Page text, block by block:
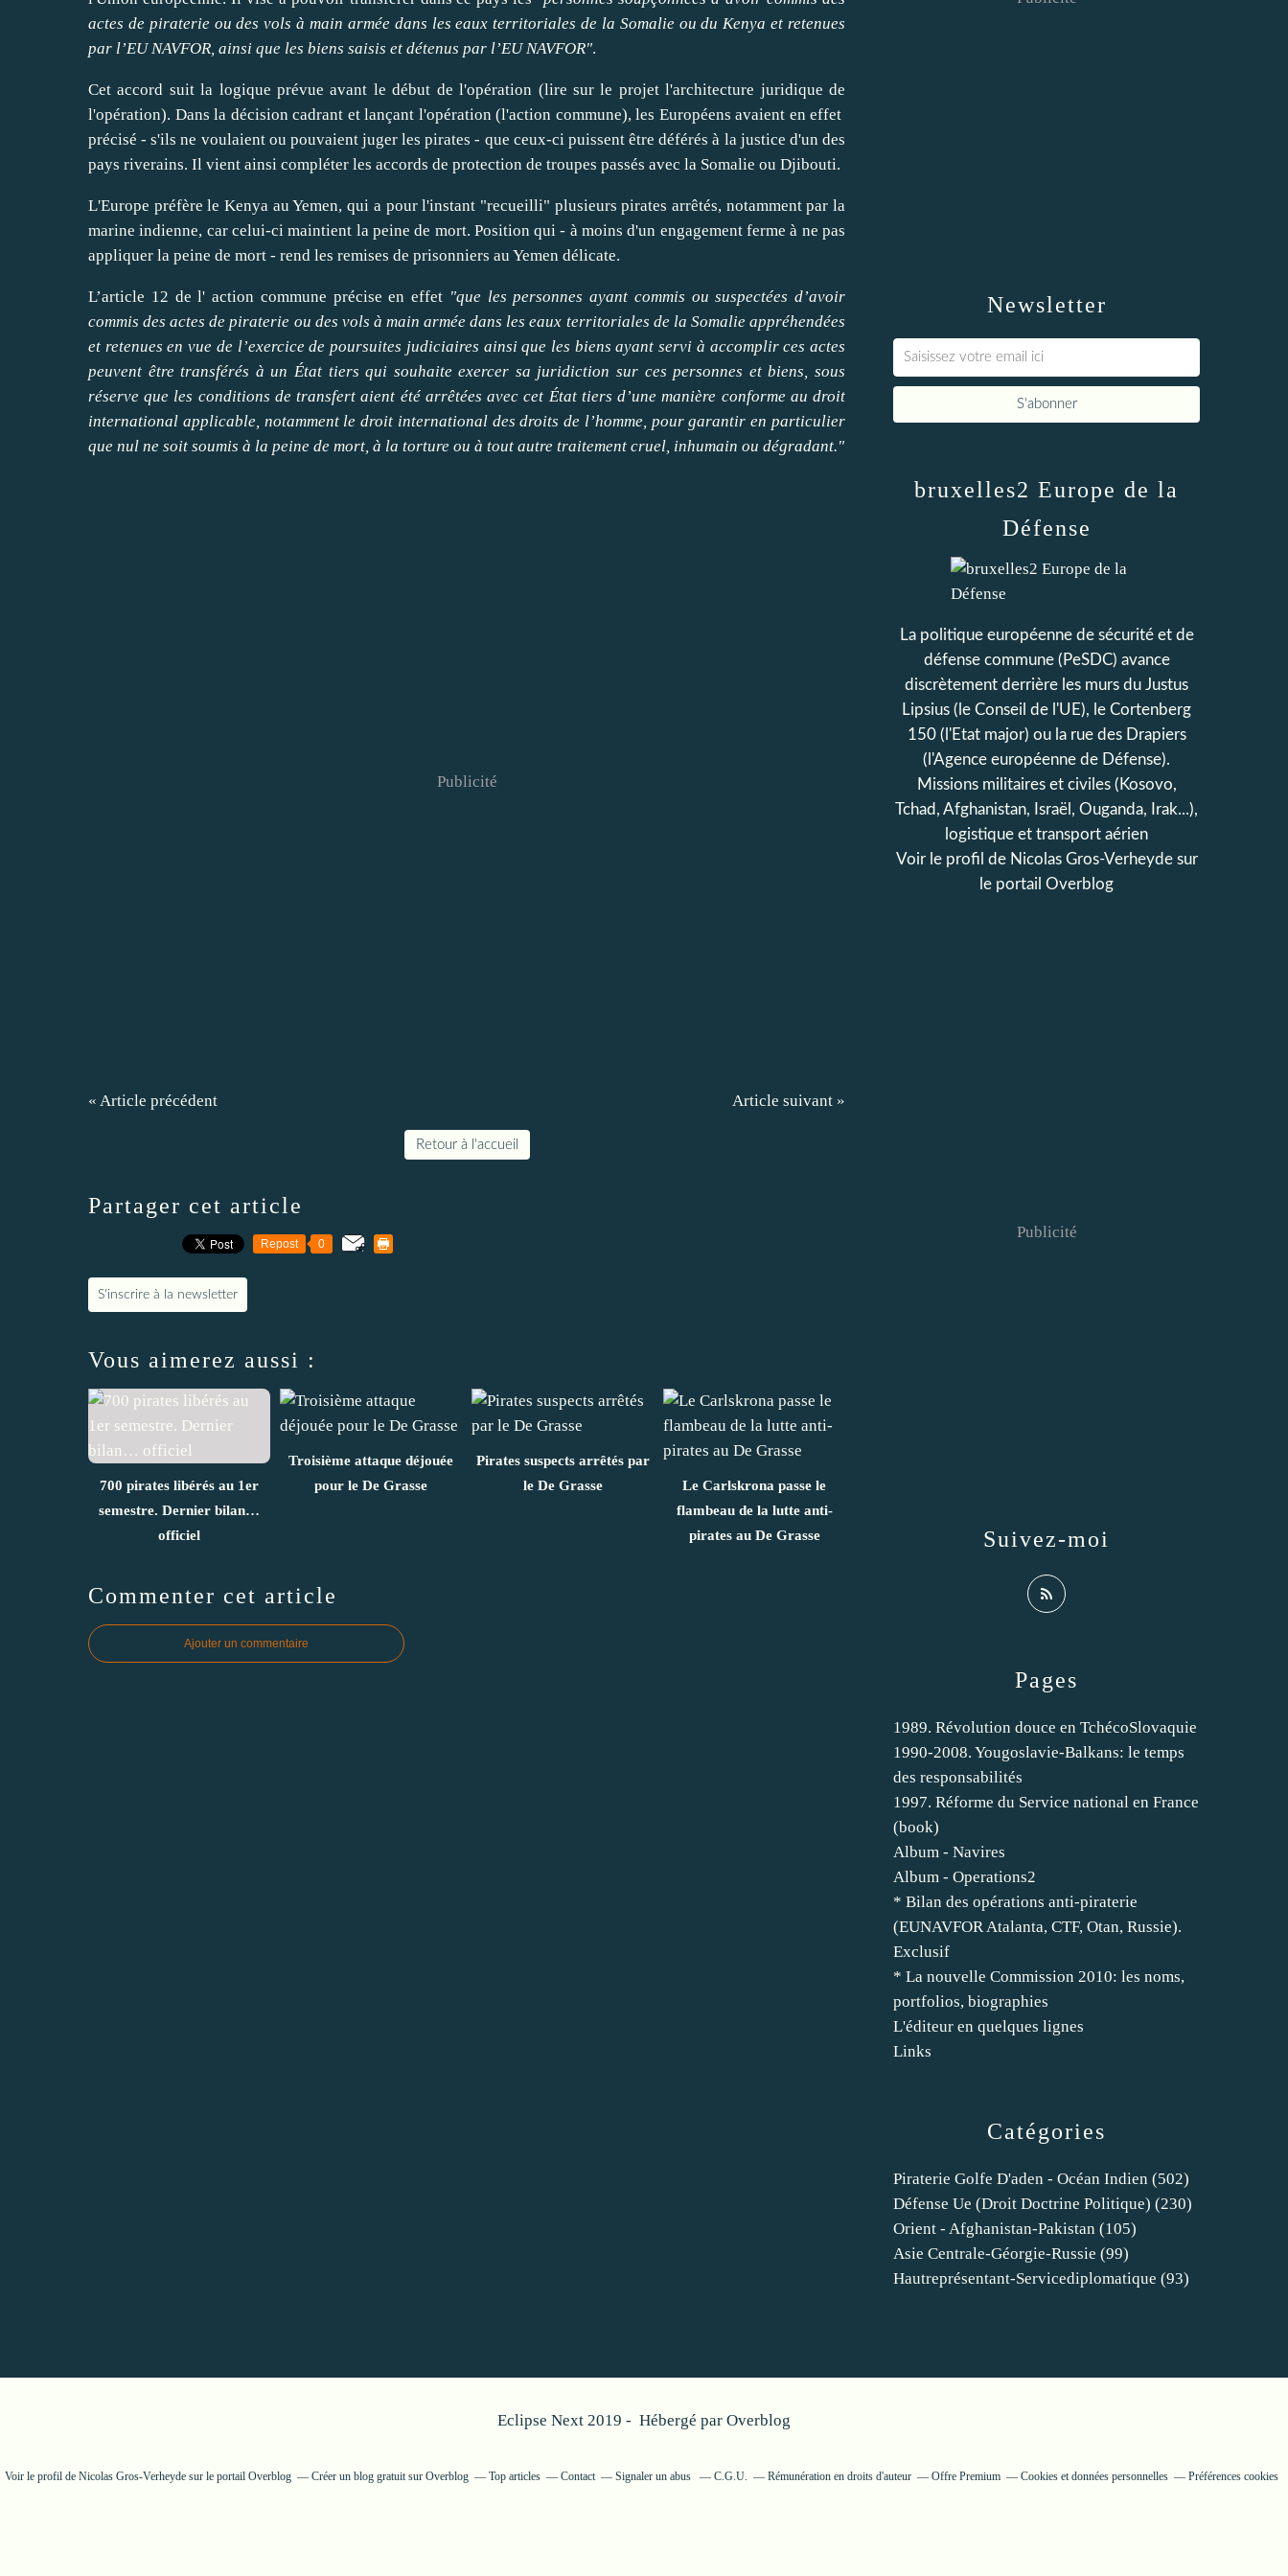
actes de piraterie ou des vols à main armée dans les eaux territoriales de la Somalie ou du Kenya et retenues
par l’EU NAVFOR, ainsi que les biens saisis et détenus par l’EU NAVFOR".
Cet accord suit la logique prévue avant le début de l'opération (lire sur le projet l'architecture juridique de
l'opération). Dans la décision cadrant et lançant l'opération (l'action commune), les Européens avaient en effet
précisé - s'ils ne voulaient ou pouvaient juger les pirates - que ceux-ci puissent être déférés à la justice d'un des
pays riverains. Il vient ainsi compléter les accords de protection de troupes passés avec la Somalie ou Djibouti.
L'Europe préfère le Kenya au Yemen, qui a pour l'instant "recueilli" plusieurs pirates arrêtés, notamment par la
marine indienne, car celui-ci maintient la peine de mort. Position qui - à moins d'un engagement ferme à ne pas
appliquer la peine de mort - rend les remises de prisonniers au Yemen délicate.
L’article 12 de l' action commune précise en effet "que les personnes ayant commis ou suspectées d’avoir
commis des actes de piraterie ou des vols à main armée dans les eaux territoriales de la Somalie appréhendées
et retenues en vue de l’exercice de poursuites judiciaires ainsi que les biens ayant servi à accomplir ces actes
peuvent être transférés à un État tiers qui souhaite exercer sa juridiction sur ces personnes et biens, sous
réserve que les conditions de transfert aient été arrêtées avec cet État tiers d’une manière conforme au droit
international applicable, notamment le droit international des droits de l’homme, pour garantir en particulier
que nul ne soit soumis à la peine de mort, à la torture ou à tout autre traitement cruel, inhumain ou dégradant."
Publicité
« Article précédent Article suivant »
Retour à l'accueil
Partager cet article
Repost 0
S'inscrire à la newsletter
Vous aimerez aussi :
700 pirates libérés au 1er
semestre. Dernier bilan…
officiel
Troisième attaque déjouée
pour le De Grasse
Pirates suspects arrêtés par
le De Grasse
Le Carlskrona passe le
flambeau de la lutte anti-
pirates au De Grasse
Commenter cet article
Ajouter un commentaire
Newsletter
Catégories
Piraterie Golfe D'aden - Océan Indien (502)
Défense Ue (droit Doctrine Politique) (230)
Orient - Afghanistan-Pakistan (105)
Asie Centrale-Géorgie-Russie (99)
Hautreprésentant-Servicediplomatique (93)
Pages
1989. Révolution douce en TchécoSlovaquie
1990-2008. Yougoslavie-Balkans: le temps
des responsabilités
1997. Réforme du Service national en France
(book)
Album - Navires
Album - Operations2
* Bilan des opérations anti-piraterie
(EUNAVFOR Atalanta, CTF, Otan, Russie).
Exclusif
* La nouvelle Commission 2010: les noms,
portfolios, biographies
L'éditeur en quelques lignes
Links
bruxelles2 Europe de la
Défense
La politique européenne de sécurité et de
défense commune (PeSDC) avance
discrètement derrière les murs du Justus
Lipsius (le Conseil de l'UE), le Cortenberg
150 (l'Etat major) ou la rue des Drapiers
(l'Agence européenne de Défense).
Missions militaires et civiles (Kosovo,
Tchad, Afghanistan, Israël, Ouganda, Irak...),
logistique et transport aérien
Voir le profil de Nicolas Gros-Verheydesur
le portail Overblog
Suivez-moi
Publicité
Eclipse Next 2019 - Hébergé par Overblog
Voir le profil de Nicolas Gros-Verheydesur le portail Overblog Créer un blog gratuit sur Overblog Top articles Contact Signaler un abus C.G.U. Rémunération en droits d'auteur Offre Premium Cookies et données personnelles Préférences cookies